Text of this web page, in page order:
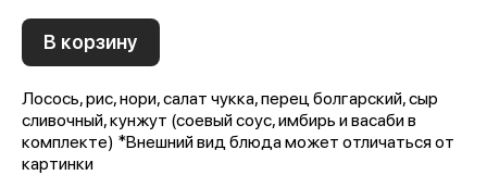
В корзину
Лосось, рис, нори, салат чукка, перец болгарский, сыр
сливочный, кунжут (соевый соус, имбирь и васаби в
комплекте) *Внешний вид блюда может отличаться от
картинки